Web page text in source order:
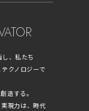
、私たち
クノロジーで
造する。
現力は、時代